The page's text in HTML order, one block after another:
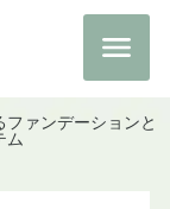
ファンデーションと
ム